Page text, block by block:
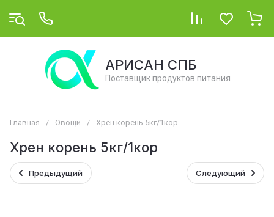
АРИСАН СПБ
Поставщик продуктов питания
Главная / Овощи / Хрен корень 5кг/1кор
Хрен корень 5кг/1кор
Предыдущий Следующий